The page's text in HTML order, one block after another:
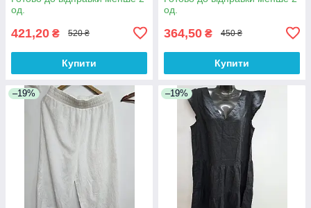
од.
421,20 ₴ 520 ₴
Купити
од.
364,50 ₴ 450 ₴
Купити
–19% –19%